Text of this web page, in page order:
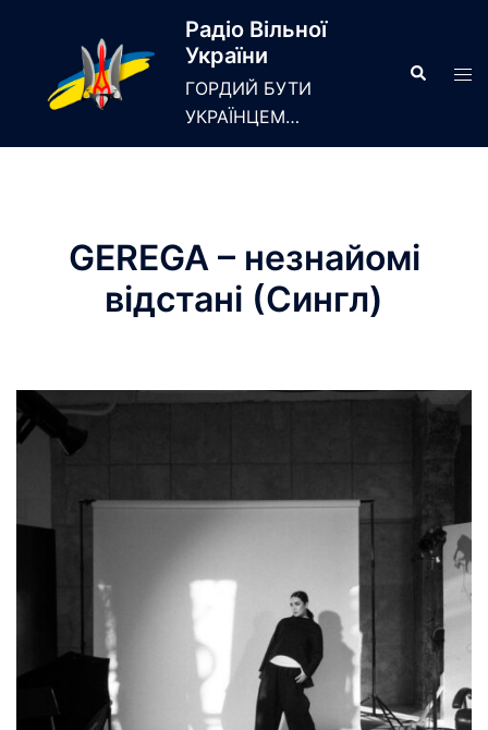
Радіо Вільної
України
ГОРДИЙ БУТИ
УКРАЇНЦЕМ…
Search
GEREGA – незнайомі
відстані (Сингл)